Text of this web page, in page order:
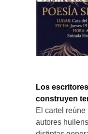
Los
construyen
El cartel
autores